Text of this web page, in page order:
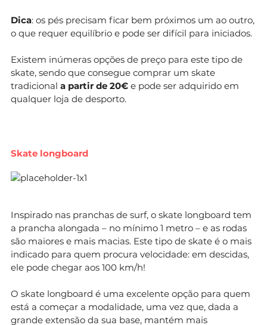
Dica: os pés precisam ficar bem próximos um ao outro,
o que requer equilíbrio e pode ser difícil para iniciados.
Existem inúmeras opções de preço para este tipo de
skate, sendo que consegue comprar um skate
tradicional a partir de 20€ e pode ser adquirido em
qualquer loja de desporto.
Skate longboard
Inspirado nas pranchas de surf, o skate longboard tem
a prancha alongada – no mínimo 1 metro – e as rodas
são maiores e mais macias. Este tipo de skate é o mais
indicado para quem procura velocidade: em descidas,
ele pode chegar aos 100 km/h!
O skate longboard é uma excelente opção para quem
está a começar a modalidade, uma vez que, dada a
grande extensão da sua base, mantém mais